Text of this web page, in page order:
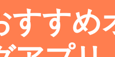
すすめ